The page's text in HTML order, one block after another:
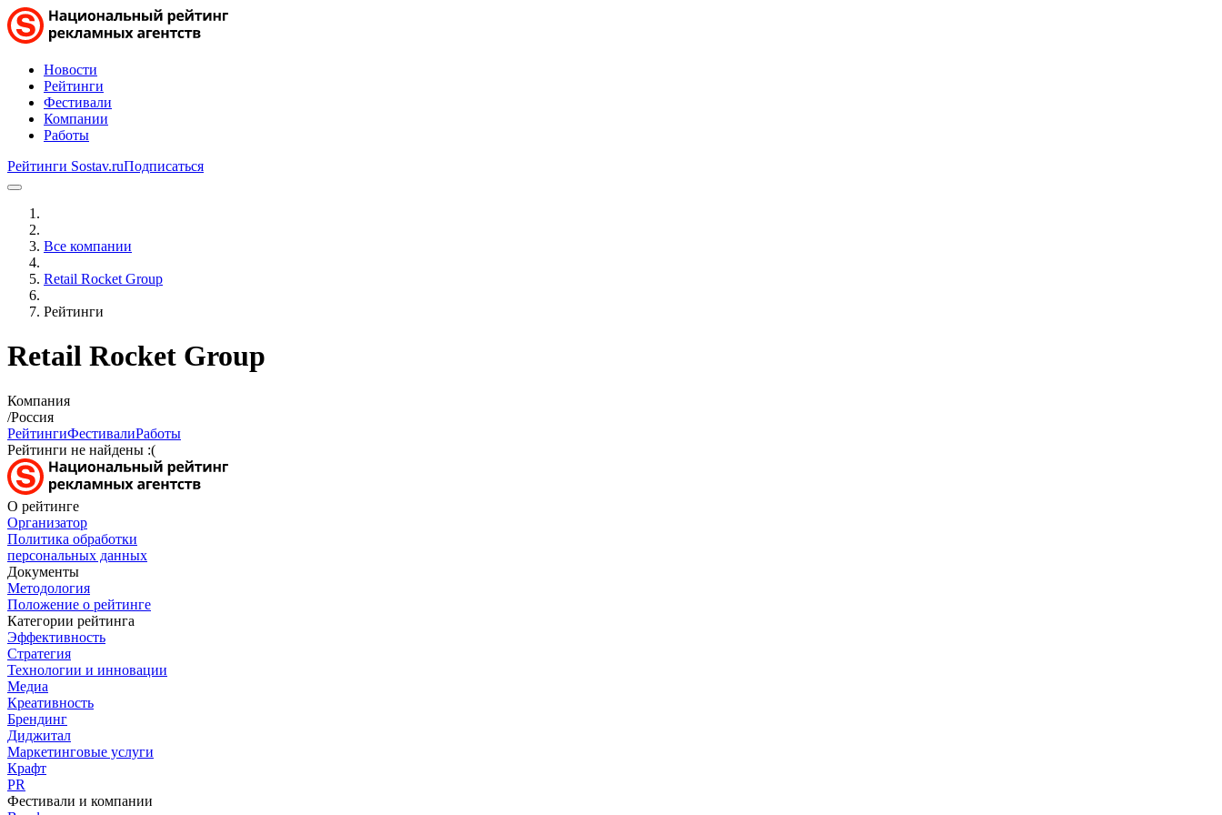
Новости
Рейтинги
Фестивали
Компании
Работы
Рейтинги Sostav.ruПодписаться
Все компании
Retail Rocket Group
Рейтинги
Retail Rocket Group
Компания
/Россия
РейтингиФестивалиРаботы
Рейтинги не найдены :(
О рейтинге
Организатор
Политика обработки
персональных данных
Документы
Методология
Положение о рейтинге
Категории рейтинга
Эффективность
Стратегия
Технологии и инновации
Медиа
Креативность
Брендинг
Диджитал
Маркетинговые услуги
Крафт
PR
Фестивали и компании